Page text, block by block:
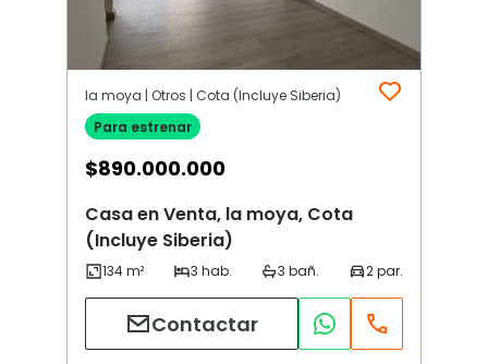
la moya | Otros | Cota (Incluye Siberia)
Para estrenar
$890.000.000
Casa en Venta, la moya, Cota
(Incluye Siberia)
Contactar